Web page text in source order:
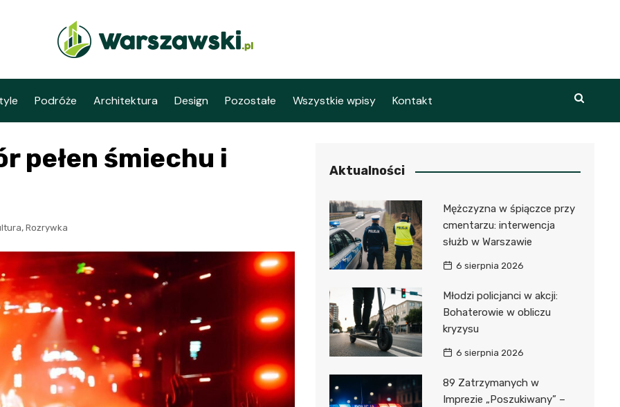
Podróże Architektura Design Pozostałe Wszystkie wpisy Kontakt
pełen śmiechu i
, Rozrywka
Aktualności
Mężczyzna w śpiączce przy
cmentarzu: interwencja
służb w Warszawie
6 sierpnia 2026
Młodzi policjanci w akcji:
Bohaterowie w obliczu
kryzysu
6 sierpnia 2026
89 Zatrzymanych w
Imprezie „Poszukiwany” –